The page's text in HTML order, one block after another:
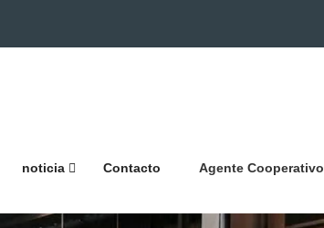
noticia Contacto Agente Cooperativo